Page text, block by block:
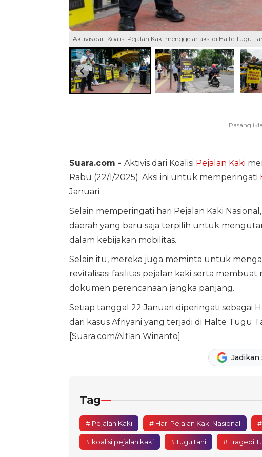
Aktivis dari Koalisi Pejalan Kaki menggelar aksi di Halte Tugu
Suara.com - Aktivis dari Koalisi Pejalan Kaki
Rabu (22/1/2025). Aksi ini untuk memperingati
Januari.
Selain memperingati hari Pejalan Kaki
daerah yang baru saja terpilih untuk
dalam kebijakan mobilitas.
Selain itu, mereka juga meminta untuk
revitalisasi fasilitas pejalan kaki serta
dokumen perencanaan jangka panjang.
Setiap tanggal 22 Januari diperingati sebagai
dari kasus Afriyani yang terjadi di Halte Tugu
[Suara.com/Alfian Winanto]
Jadikan
Tag
# Pejalan Kaki # Hari Pejalan Kaki Nasional
# koalisi pejalan kaki # tugu tani # Tragedi